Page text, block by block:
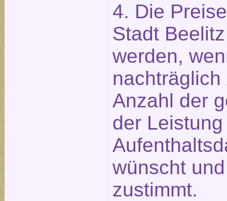
4. Die
Stadt
werden,
Anzahl der
der
wünscht
zustimmt.